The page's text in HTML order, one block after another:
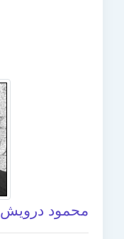
محمود درويش